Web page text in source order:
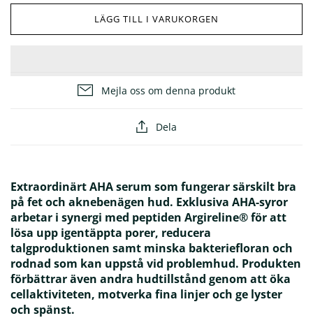
Hur väljer man rätt ansiktskräm?
LÄGG TILL I VARUKORGEN
Mejla oss om denna produkt
Dela
Extraordinärt AHA serum som fungerar särskilt bra
på fet och aknebenägen hud. Exklusiva AHA-syror
arbetar i synergi med peptiden Argireline® för att
lösa upp igentäppta porer, reducera
talgproduktionen samt minska bakteriefloran och
rodnad som kan uppstå vid problemhud. Produkten
förbättrar även andra hudtillstånd genom att öka
cellaktiviteten, motverka fina linjer och ge lyster
och spänst.